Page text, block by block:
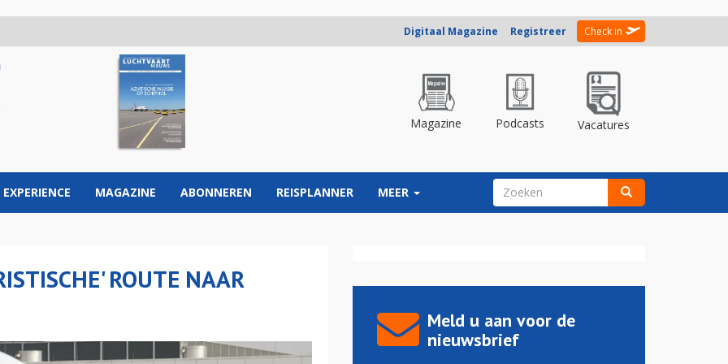
Digitaal Magazine Registreer Check in
Magazine Podcasts Vacatures
EXPERIENCE MAGAZINE ABONNEREN REISPLANNER MEER ZOEKVELD
ROUTE NAAR
Meld u aan voor de
nieuwsbrief